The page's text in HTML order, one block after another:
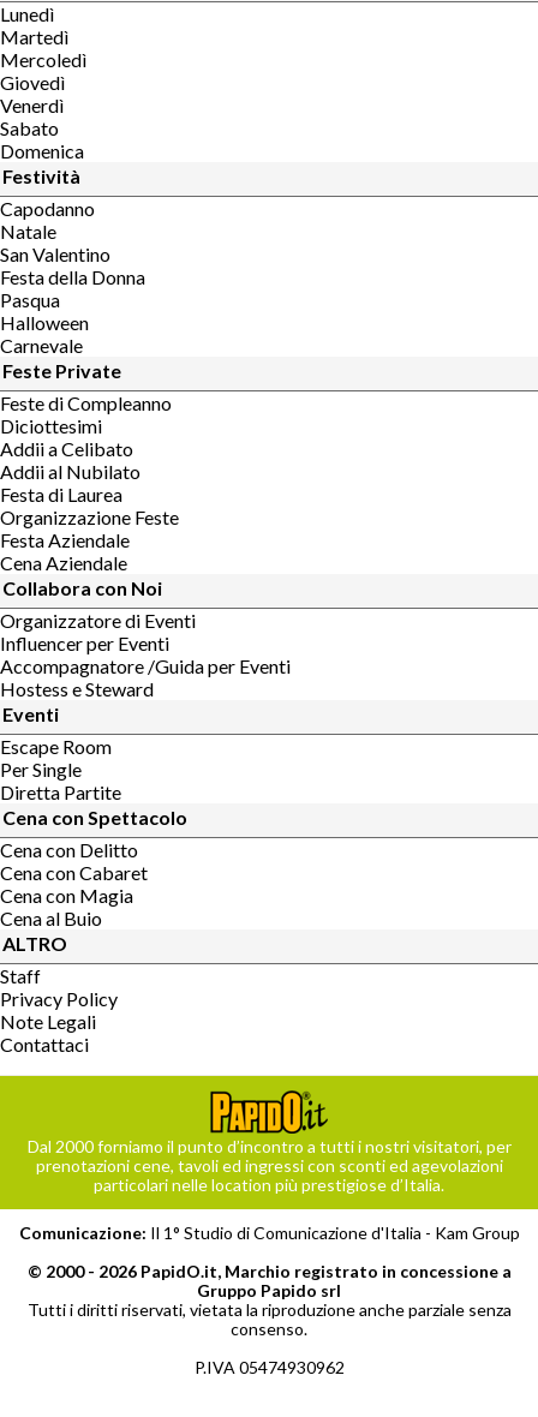
Lunedì
Martedì
Mercoledì
Giovedì
Venerdì
Sabato
Domenica
Festività
Capodanno
Natale
San Valentino
Festa della Donna
Pasqua
Halloween
Carnevale
Feste Private
Feste di Compleanno
Diciottesimi
Addii a Celibato
Addii al Nubilato
Festa di Laurea
Organizzazione Feste
Festa Aziendale
Cena Aziendale
Collabora con Noi
Organizzatore di Eventi
Influencer per Eventi
Accompagnatore /Guida per Eventi
Hostess e Steward
Eventi
Escape Room
Per Single
Diretta Partite
Cena con Spettacolo
Cena con Delitto
Cena con Cabaret
Cena con Magia
Cena al Buio
ALTRO
Staff
Privacy Policy
Note Legali
Contattaci
Dal 2000 forniamo il punto d’incontro a tutti i nostri visitatori, per
prenotazioni cene, tavoli ed ingressi con sconti ed agevolazioni
particolari nelle location più prestigiose d’Italia.
Comunicazione: Il 1° Studio di Comunicazione d'Italia - Kam Group
© 2000 - 2026 PapidO.it, Marchio registrato in concessione a
Gruppo Papido srl
Tutti i diritti riservati, vietata la riproduzione anche parziale senza
consenso.
P.IVA 05474930962